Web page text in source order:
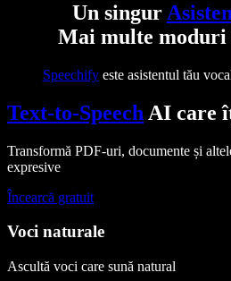
Un singur
Mai multe moduri
Speechifyeste asistentul tău
Text-to-Speech AI care
Transformă PDF-uri, documente și
expresive
Încearcă gratuit
Voci naturale
Ascultă voci care sună natural